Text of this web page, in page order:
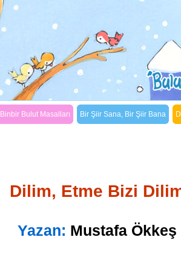
Binbir Bulut Masalları Bir Şiir Sana, Bir Şiir Bana
Dilim, Etme Bizi
Yazan: Mustafa Ökkeş